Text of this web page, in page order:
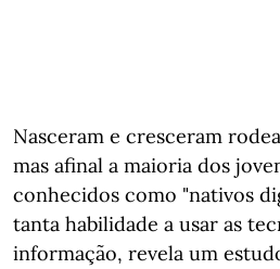
Nasceram e cresceram
mas afinal a maioria dos
conhecidos como "nativos
tanta habilidade a usar as
informação, revela um